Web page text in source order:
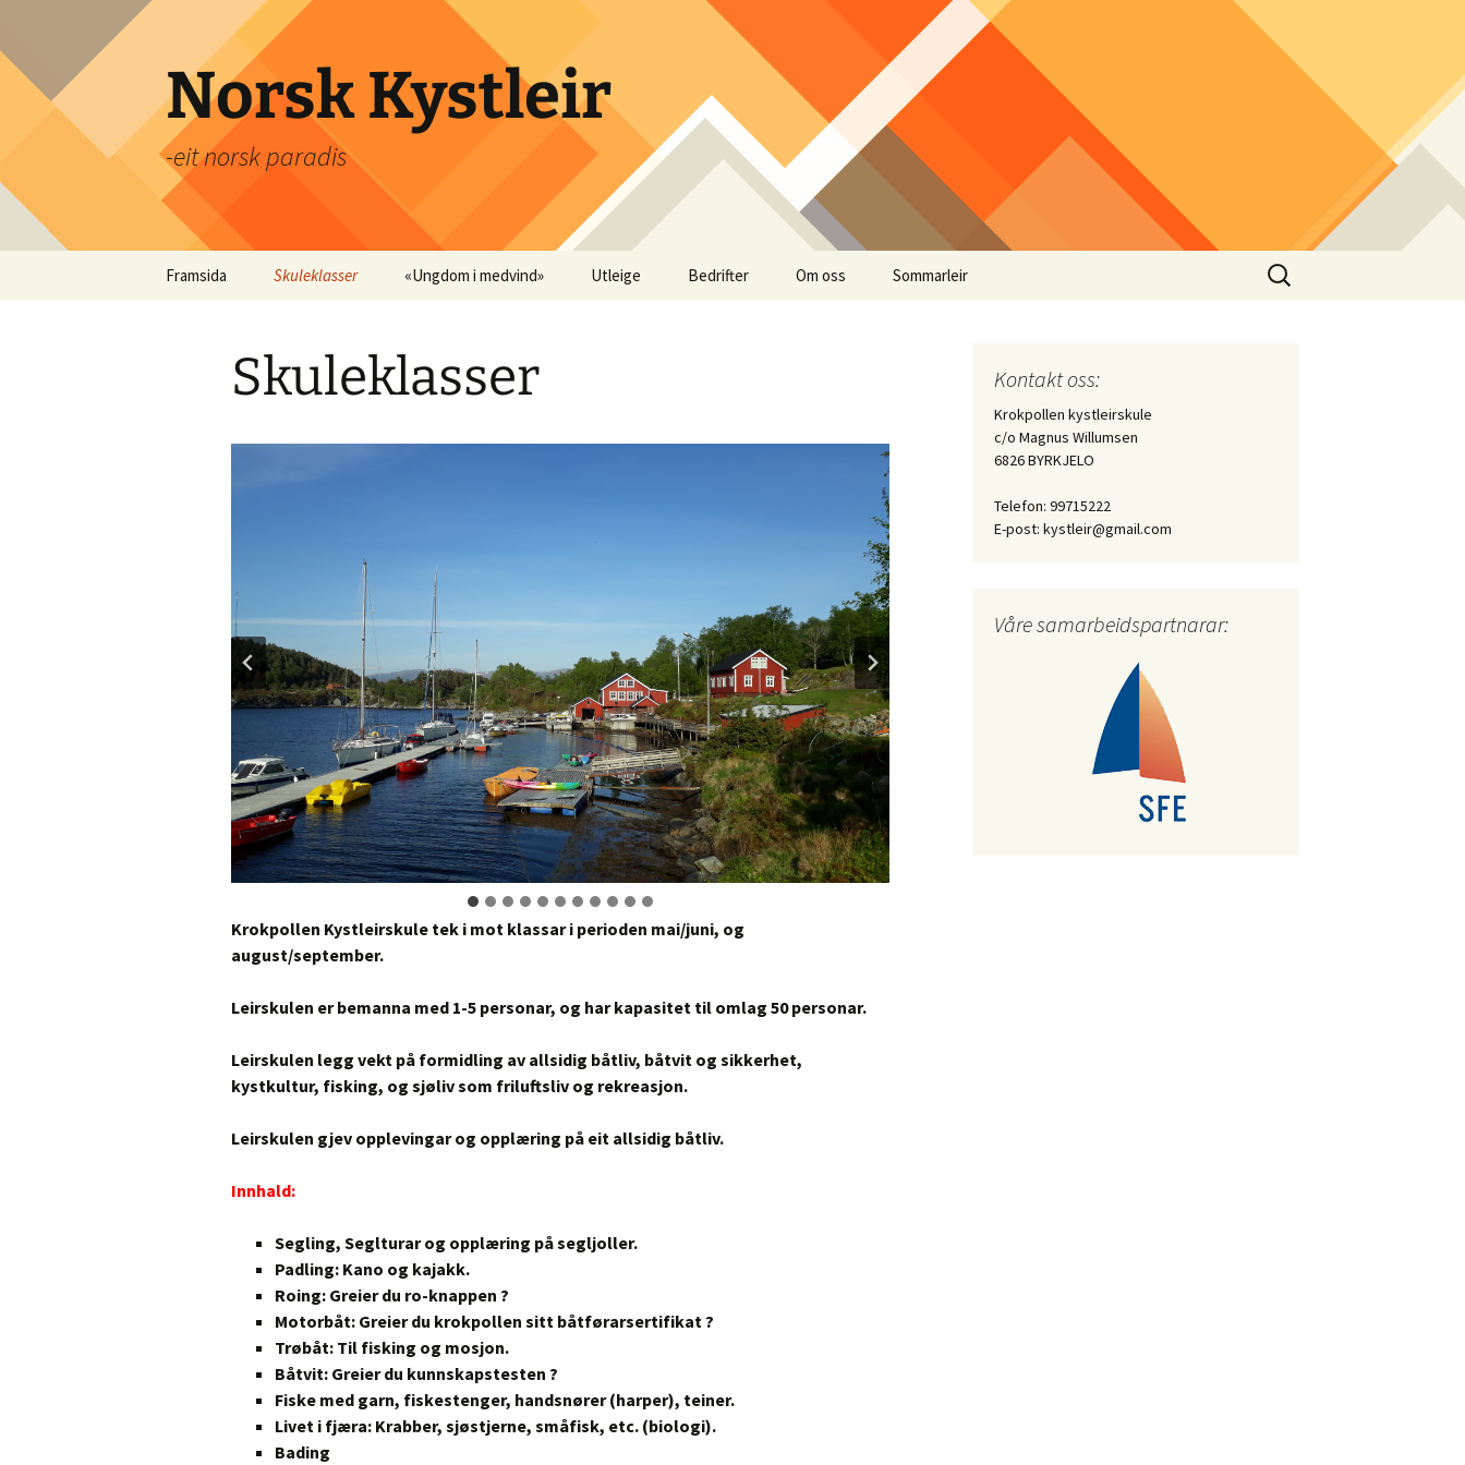
innhold
Norsk Kystleir
-eit norsk paradis
Framsida Skuleklasser
Innhald
«Ungdom i medvind» Utleige Bedrifter Om oss Sommarleir
Søk
etter:
Skuleklasser
Krokpollen Kystleirskule tek i mot klassar i perioden mai/juni, og
august/september.
Leirskulen er bemanna med 1-5 personar, og har kapasitet til omlag 50 personar.
Leirskulen legg vekt på formidling av allsidig båtliv, båtvit og sikkerhet,
kystkultur, fisking, og sjøliv som friluftsliv og rekreasjon.
Leirskulen gjev opplevingar og opplæring på eit allsidig båtliv.
Innhald:
Segling, Seglturar og opplæring på segljoller.
Padling: Kano og kajakk.
Roing: Greier du ro-knappen ?
Motorbåt: Greier du krokpollen sitt båtførarsertifikat ?
Trøbåt: Til fisking og mosjon.
Båtvit: Greier du kunnskapstesten ?
Fiske med garn, fiskestenger, handsnører (harper), teiner.
Livet i fjæra: Krabber, sjøstjerne, småfisk, etc. (biologi).
Bading
Kontakt oss:
Krokpollen kystleirskule
c/o Magnus Willumsen
6826 BYRKJELO
Telefon: 99715222
E-post: kystleir@gmail.com
Våre samarbeidspartnarar: